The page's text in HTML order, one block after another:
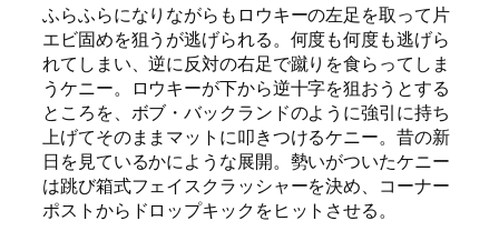
ふらふらになりながらもロウキーの左足を取って片
エビ固めを狙うが逃げられる。何度も何度も逃げら
れてしまい、逆に反対の右足で蹴りを食らってしま
うケニー。ロウキーが下から逆十字を狙おうとする
ところを、ボブ・バックランドのように強引に持ち
上げてそのままマットに叩きつけるケニー。昔の新
日を見ているかにような展開。勢いがついたケニー
は跳び箱式フェイスクラッシャーを決め、コーナー
ポストからドロップキックをヒットさせる。